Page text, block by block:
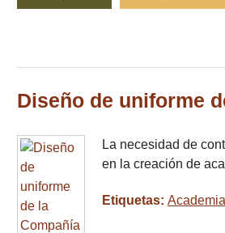
Diseño de uniforme
La necesidad de
en la creación de
Etiquetas: